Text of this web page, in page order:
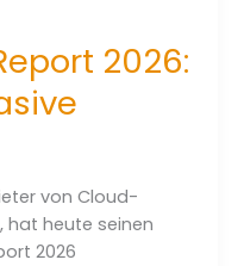
2026:
von Cloud-
hat heute seinen
2026